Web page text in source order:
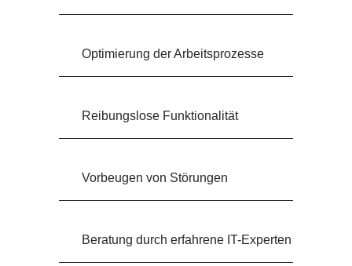
Optimierung der Arbeitsprozesse
Reibungslose Funktionalität
Vorbeugen von Störungen
Beratung durch erfahrene IT-Experten